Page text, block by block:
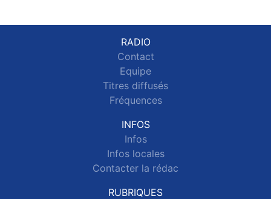
RADIO
Contact
Equipe
Titres diffusés
Fréquences
INFOS
Infos
Infos locales
Contacter la rédac
RUBRIQUES